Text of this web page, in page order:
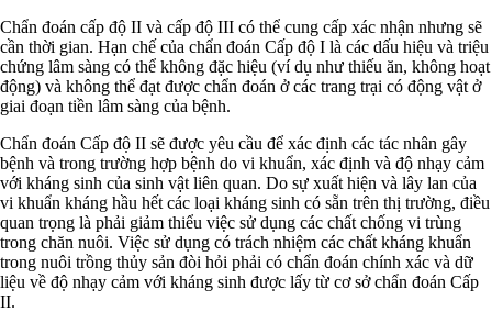
Chẩn đoán cấp độ II và cấp độ III có thể cung cấp xác nhận nhưng sẽ
cần thời gian. Hạn chế của chẩn đoán Cấp độ I là các dấu hiệu và triệu
chứng lâm sàng có thể không đặc hiệu (ví dụ như thiếu ăn, không hoạt
động) và không thể đạt được chẩn đoán ở các trang trại có động vật ở
giai đoạn tiền lâm sàng của bệnh.
Chẩn đoán Cấp độ II sẽ được yêu cầu để xác định các tác nhân gây
bệnh và trong trường hợp bệnh do vi khuẩn, xác định và độ nhạy cảm
với kháng sinh của sinh vật liên quan. Do sự xuất hiện và lây lan của
vi khuẩn kháng hầu hết các loại kháng sinh có sẵn trên thị trường, điều
quan trọng là phải giảm thiểu việc sử dụng các chất chống vi trùng
trong chăn nuôi. Việc sử dụng có trách nhiệm các chất kháng khuẩn
trong nuôi trồng thủy sản đòi hỏi phải có chẩn đoán chính xác và dữ
liệu về độ nhạy cảm với kháng sinh được lấy từ cơ sở chẩn đoán Cấp
II.